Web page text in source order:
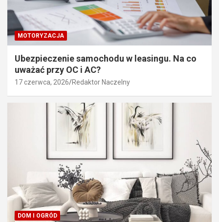
MOTORYZACJA
Ubezpieczenie samochodu w leasingu. Na co
uważać przy OC i AC?
17 czerwca, 2026 Redaktor Naczelny
DOM I OGRÓD